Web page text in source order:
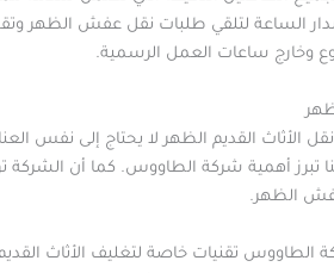
الساعة لتلقي طلبات نقل عفش الظهر
وخارج ساعات العمل الرسمية.
القديم الظهر لا يحتاج إلى نفس
تبرز أهمية شركة الطاووس. كما أن الشركة
الظهر.
تقنيات خاصة لتغليف الأثاث القديم،